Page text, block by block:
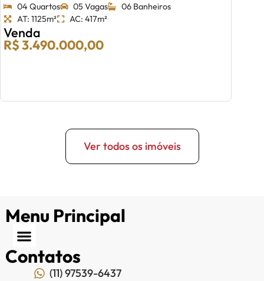
04 Quartos
05 Vagas
06 Banheiros
AT: 1125m²
AC: 417m²
Venda
R$ 3.490.000,00
Ver todos os imóveis
Menu Principal
Contatos
(11) 97539-6437